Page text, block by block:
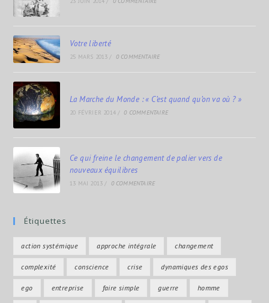
Votre liberté
25 MARS 2013 / 0 COMMENTAIRE
La Marche du Monde : « C’est quand qu’on va où ? »
20 FÉVRIER 2014 / 0 COMMENTAIRE
Ce qui freine le changement de palier vers de
nouveaux équilibres
13 MAI 2013 / 0 COMMENTAIRE
Étiquettes
action systémique approche intégrale changement
complexité conscience crise dynamiques des egos
ego entreprise faire simple guerre homme